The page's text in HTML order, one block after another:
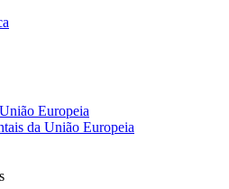
Europeia
da União Europeia